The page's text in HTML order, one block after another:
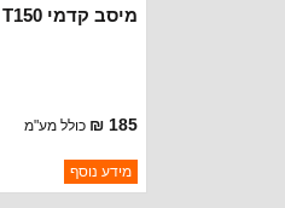
מיסב קדמי T90 + T150
185 ₪ כולל מע"מ
ברקוד: 6208ZNR
יצרן:BEARINGS
מידע נוסף